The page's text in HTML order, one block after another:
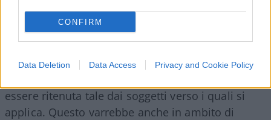
CONFIRM
Data Deletion Data Access Privacy and Cookie Policy
ed univoco non sarebbe privo divulnusche
renderebbero la sua efficacia relativa. Esso
esprime, in massimo grado, il paradosso posto
dal filosofoEmanuele Severino, per il quale la
essere ritenuta tale dai soggetti verso i quali si
applica. Questo varrebbe anche in ambito di